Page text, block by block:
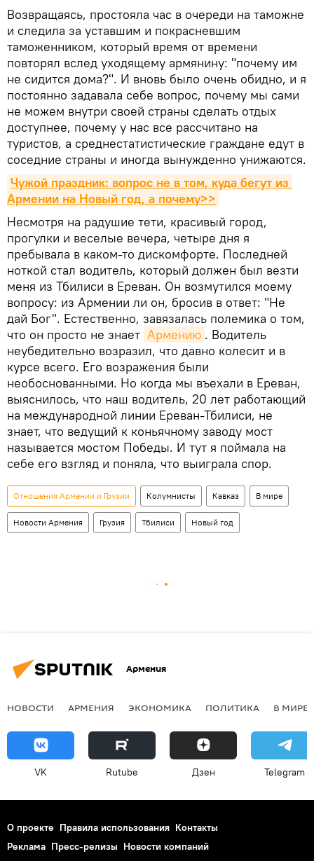
Возвращаясь, простояла час в очереди на таможне
и следила за уставшим и покрасневшим
таможенником, который время от времени
повторял вслед уходящему армянину: "почему им
не сидится дома?". И вновь было очень обидно, и я
постоянно задавала себе вопрос, почему мы сами
не можем внутри своей страны сделать отдых
доступнее, почему у нас все рассчитано на
туристов, а среднестатистические граждане едут в
соседние страны и иногда вынужденно унижаются.
Чужой праздник: вопрос не в том, куда бегут из
Армении на Новый год, а почему>>
Несмотря на радушие тети, красивый город,
прогулки и веселые вечера, четыре дня я
пребывала в каком-то дискомфорте. Последней
ноткой стал водитель, который должен был везти
меня из Тбилиси в Ереван. Он возмутился моему
вопросу: из Армении ли он, бросив в ответ: "Не
дай Бог". Естественно, завязалась полемика о том,
что он просто не знает Армению . Водитель
неубедительно возразил, что давно колесит и в
курсе всего. Его возражения были
необоснованными. Но когда мы въехали в Ереван,
выяснилось, что наш водитель, 20 лет работающий
на международной линии Ереван-Тбилиси, не
знает, что ведущий к коньячному заводу мост
называется мостом Победы. И тут я поймала на
себе его взгляд и поняла, что выиграла спор.
Отношения Армении и Грузии Колумнисты Кавказ В мире
Новости Армения Грузия Тбилиси Новый год
Армения
НОВОСТИ АРМЕНИЯ ЭКОНОМИКА ПОЛИТИКА В МИРЕ
VK Rutube Дзен Telegram
О проекте Правила использования Контакты
Реклама Пресс-релизы Новости компаний